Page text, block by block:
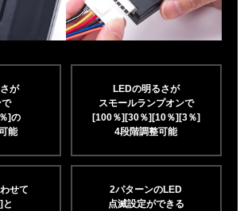
が
]の
能
LEDの明るさが
スモールランプオンで
[100％][30％][10％][3％]
4段階調整可能
せて
と
2パターンのLED
点滅設定ができる